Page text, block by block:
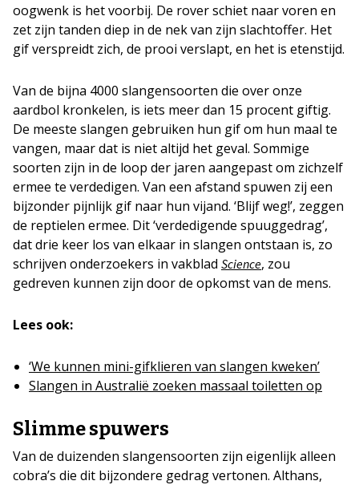
oogwenk is het voorbij. De rover schiet naar voren en
zet zijn tanden diep in de nek van zijn slachtoffer. Het
gif verspreidt zich, de prooi verslapt, en het is etenstijd.
Van de bijna 4000 slangensoorten die over onze
aardbol kronkelen, is iets meer dan 15 procent giftig.
De meeste slangen gebruiken hun gif om hun maal te
vangen, maar dat is niet altijd het geval. Sommige
soorten zijn in de loop der jaren aangepast om zichzelf
ermee te verdedigen. Van een afstand spuwen zij een
bijzonder pijnlijk gif naar hun vijand. ‘Blijf weg!’, zeggen
de reptielen ermee. Dit ‘verdedigende spuuggedrag’,
dat drie keer los van elkaar in slangen ontstaan is, zo
schrijven onderzoekers in vakblad Science, zou
gedreven kunnen zijn door de opkomst van de mens.
Lees ook:
‘We kunnen mini-gifklieren van slangen kweken’
Slangen in Australië zoeken massaal toiletten op
Slimme spuwers
Van de duizenden slangensoorten zijn eigenlijk alleen
cobra’s die dit bijzondere gedrag vertonen. Althans,